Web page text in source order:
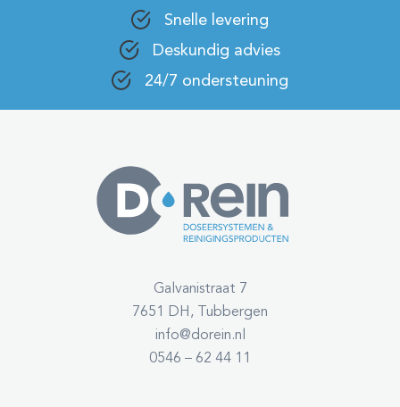
Snelle levering
Deskundig advies
24/7 ondersteuning
Galvanistraat 7
7651 DH, Tubbergen
info@dorein.nl
0546 – 62 44 11